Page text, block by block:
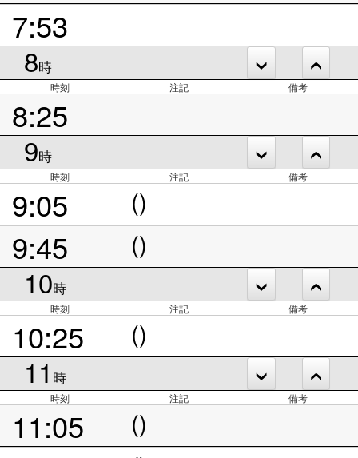
7:53
8時
時刻 注記 備考
8:25
9時
時刻 注記 備考
9:05 ()
9:45 ()
10時
時刻 注記 備考
10:25 ()
11 時
時刻 注記 備考
11:05 ()